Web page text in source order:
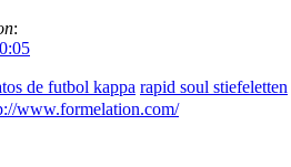
:
de futbol kappa rapid soul stiefeletten
www.formelation.com/